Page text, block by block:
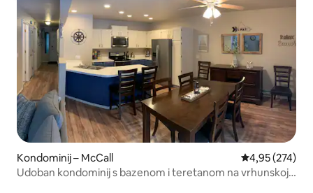
Kondominij – McCall Prosječna
4,95 (274)
Udoban kondominij s bazenom i teretanom na vrhunskoj